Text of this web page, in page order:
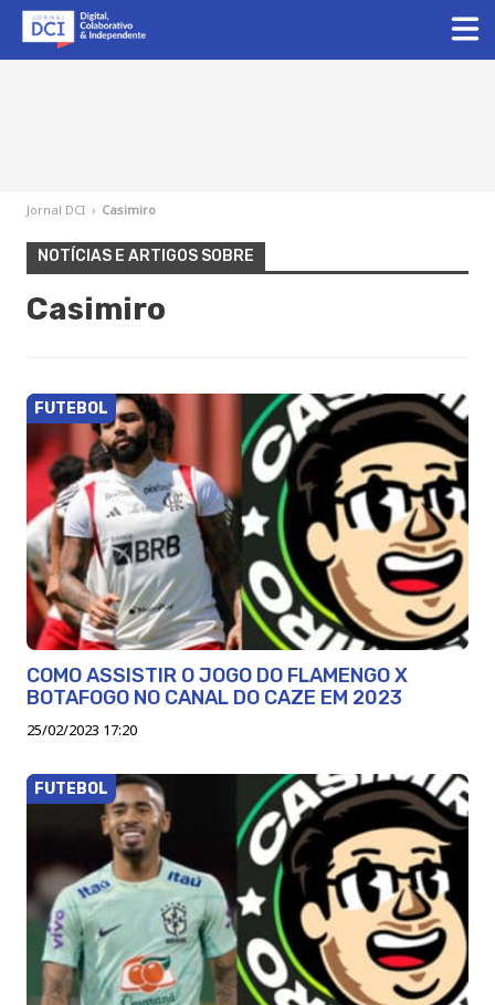
Jornal DCI › Casimiro
NOTÍCIAS E ARTIGOS SOBRE
Casimiro
FUTEBOL
COMO ASSISTIR O JOGO DO FLAMENGO X
BOTAFOGO NO CANAL DO CAZE EM 2023
25/02/2023 17:20
FUTEBOL